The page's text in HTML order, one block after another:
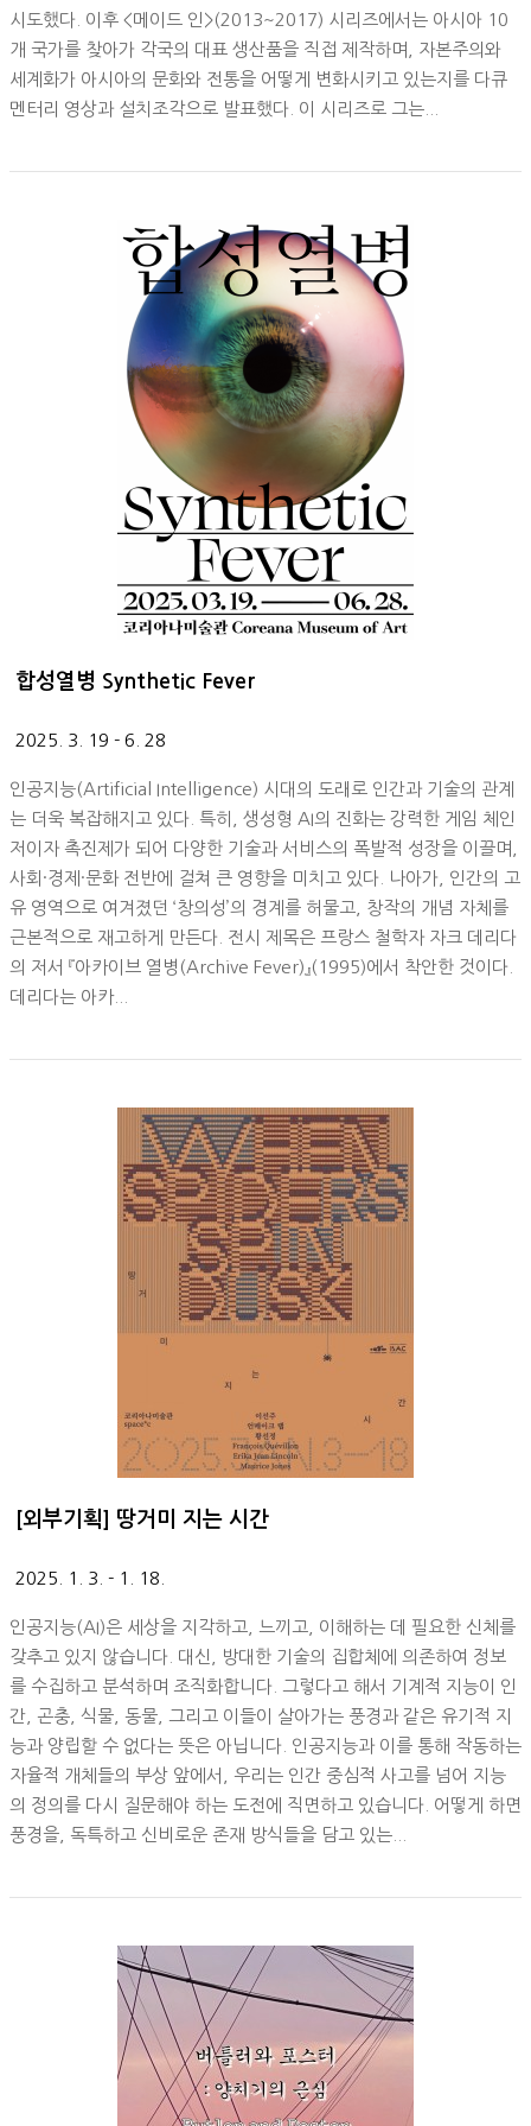
시도했다. 이후 <메이드 인>(2013~2017) 시리즈에서는 아시아 10
개 국가를 찾아가 각국의 대표 생산품을 직접 제작하며, 자본주의와
세계화가 아시아의 문화와 전통을 어떻게 변화시키고 있는지를 다큐
멘터리 영상과 설치조각으로 발표했다. 이 시리즈로 그는...
합성열병 Synthetic Fever
2025. 3. 19 - 6. 28
인공지능(Artificial Intelligence) 시대의 도래로 인간과 기술의 관계
는 더욱 복잡해지고 있다. 특히, 생성형 AI의 진화는 강력한 게임 체인
저이자 촉진제가 되어 다양한 기술과 서비스의 폭발적 성장을 이끌며,
사회·경제·문화 전반에 걸쳐 큰 영향을 미치고 있다. 나아가, 인간의 고
유 영역으로 여겨졌던 ‘창의성’의 경계를 허물고, 창작의 개념 자체를
근본적으로 재고하게 만든다. 전시 제목은 프랑스 철학자 자크 데리다
의 저서 『아카이브 열병(Archive Fever)』(1995)에서 착안한 것이다.
데리다는 아카...
[외부기획] 땅거미 지는 시간
2025. 1. 3. - 1. 18.
인공지능(AI)은 세상을 지각하고, 느끼고, 이해하는 데 필요한 신체를
갖추고 있지 않습니다. 대신, 방대한 기술의 집합체에 의존하여 정보
를 수집하고 분석하며 조직화합니다. 그렇다고 해서 기계적 지능이 인
간, 곤충, 식물, 동물, 그리고 이들이 살아가는 풍경과 같은 유기적 지
능과 양립할 수 없다는 뜻은 아닙니다. 인공지능과 이를 통해 작동하는
자율적 개체들의 부상 앞에서, 우리는 인간 중심적 사고를 넘어 지능
의 정의를 다시 질문해야 하는 도전에 직면하고 있습니다. 어떻게 하면
풍경을, 독특하고 신비로운 존재 방식들을 담고 있는...